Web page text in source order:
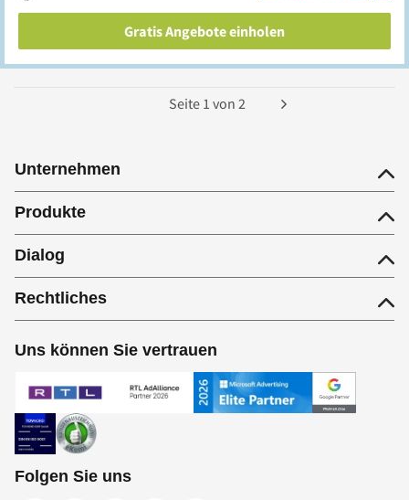
Gratis Angebote einholen
Seite 1 von 2
Unternehmen
Produkte
Dialog
Rechtliches
Uns können Sie vertrauen
Folgen Sie uns